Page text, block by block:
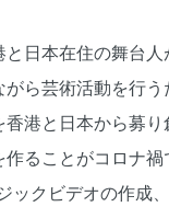
日本在住の舞台
ら芸術活動を行
港と日本から募
ることがコロナ
ックビデオの作成